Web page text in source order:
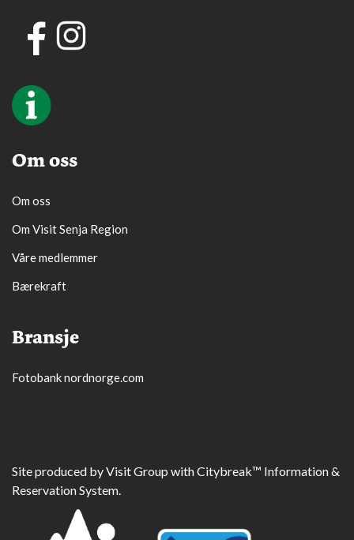
Om oss
Om oss
Om Visit Senja Region
Våre medlemmer
Bærekraft
Bransje
Fotobank nordnorge.com
Site produced byVisit Group withCitybreak™ Information &
Reservation System.